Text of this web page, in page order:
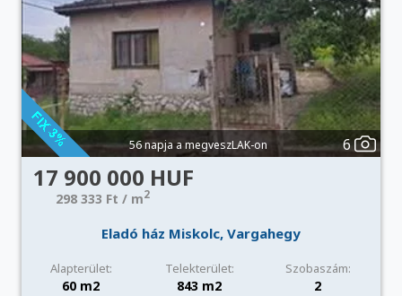
56 napja a megveszLAK-on 6
17 900 000 HUF
298 333 Ft / m2
Eladó ház Miskolc, Vargahegy
Alapterület: Telekterület: Szobaszám:
60 m2 843 m2 2